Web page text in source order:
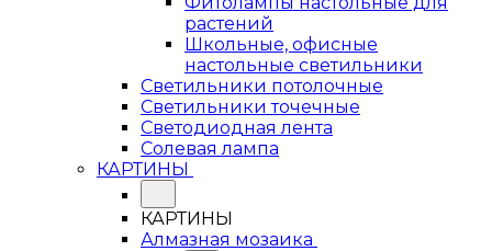
растений
Школьные, офисные
настольные светильники
Светильники потолочные
Светильники точечные
Светодиодная лента
Солевая лампа
КАРТИНЫ
КАРТИНЫ
Алмазная мозаика